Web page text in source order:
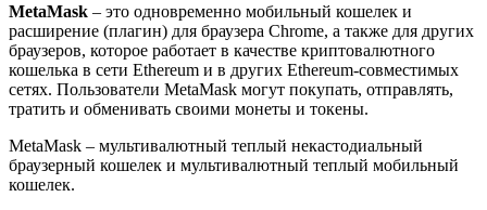
MetaMask – это одновременно мобильный кошелек и
расширение (плагин) для браузера Chrome, а также для других
браузеров, которое работает в качестве криптовалютного
кошелька в сети Ethereum и в других Ethereum-совместимых
сетях. Пользователи MetaMask могут покупать, отправлять,
тратить и обменивать своими монеты и токены.
MetaMask – мультивалютный теплый некастодиальный
браузерный кошелек и мультивалютный теплый мобильный
кошелек.